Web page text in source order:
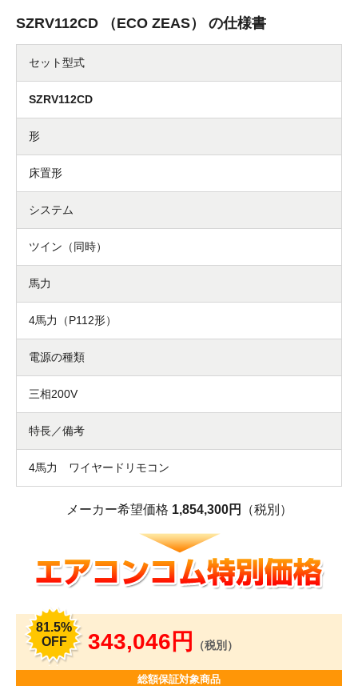
SZRV112CD （ECO ZEAS） の仕様書
セット型式
SZRV112CD
形
床置形
システム
ツイン（同時）
馬力
4馬力（P112形）
電源の種類
三相200V
特長／備考
4馬力 ワイヤードリモコン
メーカー希望価格 1,854,300円 （税別）
81.5%
OFF
343,046円 （税別）
総額保証対象商品